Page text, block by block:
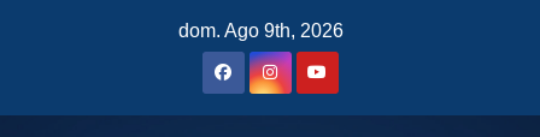
dom. Ago 9th, 2026